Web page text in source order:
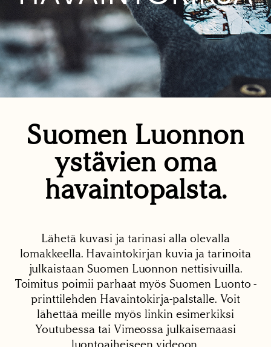
Suomen Luonnon
ystävien oma
havaintopalsta.
Lähetä kuvasi ja tarinasi alla olevalla
lomakkeella. Havaintokirjan kuvia ja tarinoita
julkaistaan Suomen Luonnon nettisivuilla.
Toimitus poimii parhaat myös Suomen Luonto -
printtilehden Havaintokirja-palstalle. Voit
lähettää meille myös linkin esimerkiksi
Youtubessa tai Vimeossa julkaisemaasi